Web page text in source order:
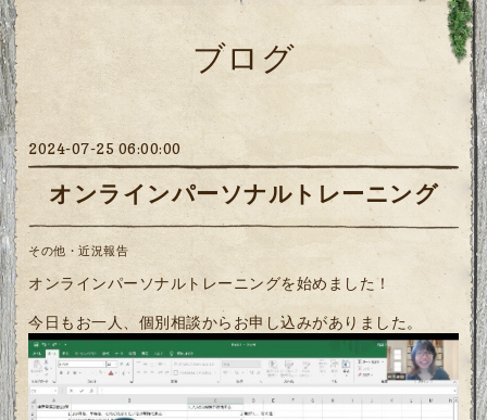
ブログ
2024-07-25 06:00:00
オンラインパーソナルトレーニング
その他・近況報告
オンラインパーソナルトレーニングを始めました！
今日もお一人、個別相談からお申し込みがありました。